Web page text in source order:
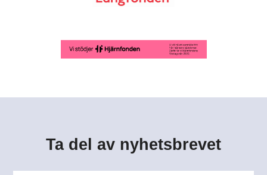
Ta del av nyhetsbrevet